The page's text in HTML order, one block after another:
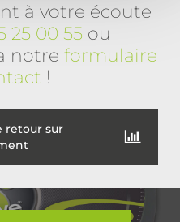
à votre écoute
25 00 55ou
notreformulaire
!
retour sur